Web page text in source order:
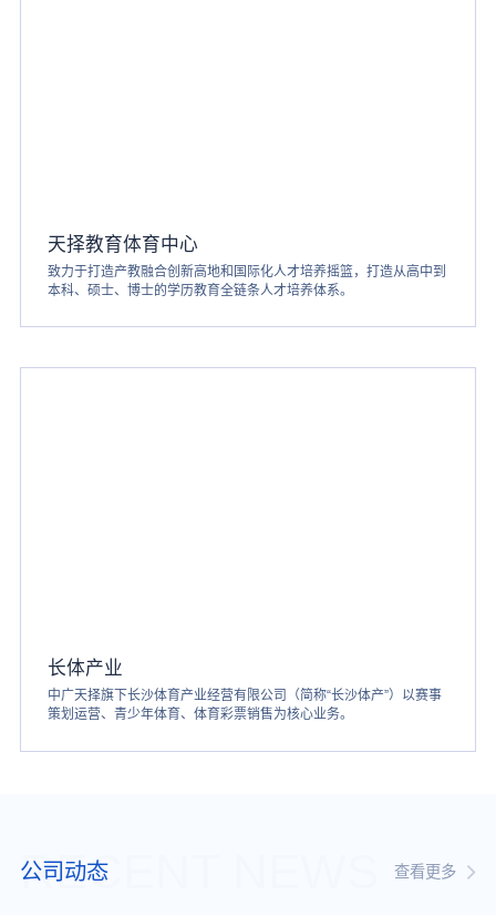
天择教育体育中心
致力于打造产教融合创新高地和国际化人才培养摇篮，打造从高中到
本科、硕士、博士的学历教育全链条人才培养体系。
长体产业
中广天择旗下长沙体育产业经营有限公司（简称“长沙体产”）以赛事
策划运营、青少年体育、体育彩票销售为核心业务。
RECENT NEWS
公司动态 查看更多